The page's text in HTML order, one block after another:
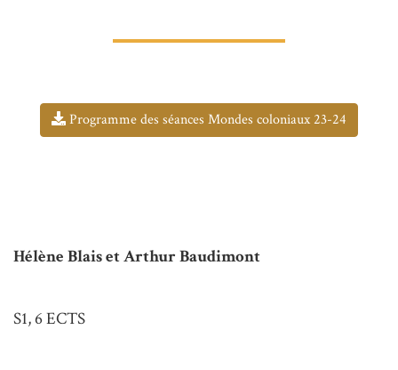
Programme des séances Mondes coloniaux 23-24
Hélène Blais et Arthur Baudimont
S1, 6 ECTS